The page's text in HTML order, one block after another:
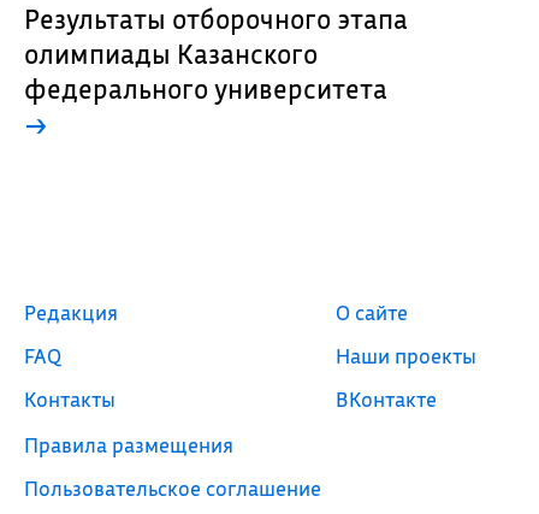
Результаты отборочного этапа
олимпиады Казанского
федерального университета
→
Редакция
FAQ
Контакты
Правила размещения
Пользовательское соглашение
О сайте
Наши проекты
ВКонтакте